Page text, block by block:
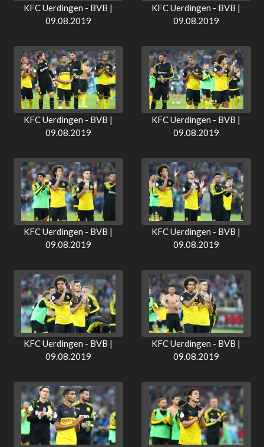
KFC Uerdingen - BVB |
09.08.2019
KFC Uerdingen - BVB |
09.08.2019
KFC Uerdingen - BVB |
09.08.2019
KFC Uerdingen - BVB |
09.08.2019
KFC Uerdingen - BVB |
09.08.2019
KFC Uerdingen - BVB |
09.08.2019
KFC Uerdingen - BVB |
09.08.2019
KFC Uerdingen - BVB |
09.08.2019